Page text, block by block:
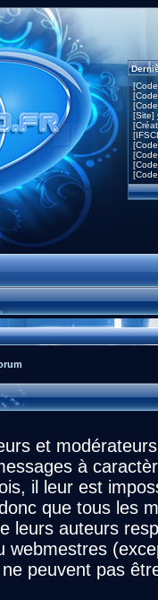
[Site]
et
à
il leur est
que tous les
leurs auteurs
webmestres
peuvent pas